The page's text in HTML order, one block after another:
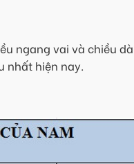
ngang vai và chiều
nhất hiện nay.